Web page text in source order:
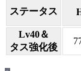
ステータス
Lv40＆
タス強化後